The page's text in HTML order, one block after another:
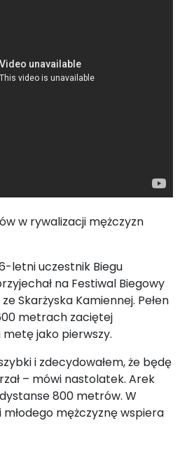
w rywalizacji mężczyzn
letni uczestnik Biegu
na Festiwal Biegowy
Skarżyska Kamiennej. Pełen
metrach zaciętej
metę jako pierwszy.
i zdecydowałem, że będę
– mówi nastolatek. Arek
800 metrów. W
mężczyznę wspiera